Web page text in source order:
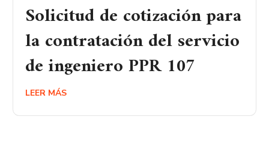
Solicitud de cotización para
la contratación del servicio
de ingeniero PPR 107
LEER MÁS